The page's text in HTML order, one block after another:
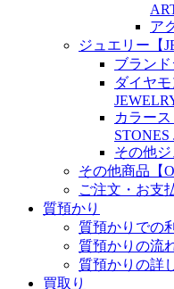
ア
ジュエリー【
ブラン
ダイヤ
カラー
その他
その他商品【
ご注文・お支
質預かり
質預かりでの
質預かりの流
質預かりの詳
買取り